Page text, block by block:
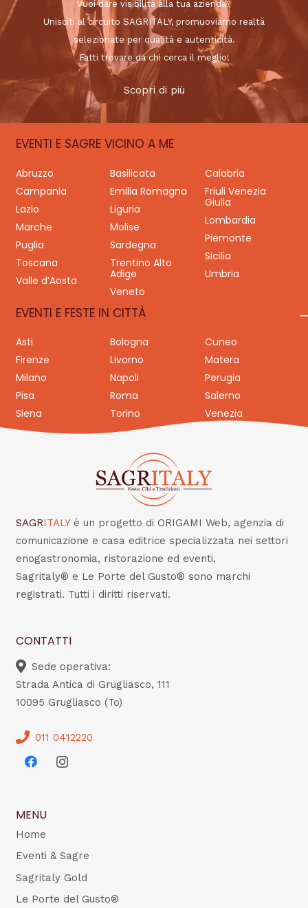
Vuoi dare visibilità alla tua azienda?
Unisciti al circuito SAGRITALY, promuoviamo realtà
selezionate per qualità e autenticità.
Fatti trovare da chi cerca il meglio!
Scopri di più
EVENTI E SAGRE VICINO A ME
Abruzzo Basilicata
Calabria
Campania
Emilia Romagna
Friuli Venezia
Giulia
Lazio
Liguria
Lombardia
Marche
Molise
Piemonte
Puglia
Sardegna
Sicilia
Toscana
Trentino Alto
Adige
Umbria
Valle d’Aosta
Veneto
EVENTI E FESTE IN CITTÀ
Asti Bologna
Cuneo
Firenze
Livorno
Matera
Milano
Napoli
Perugia
Pisa
Roma
Salerno
Siena
Torino Venezia
SAGRITALY è un progetto di ORIGAMI Web, agenzia di
comunicazione e casa editrice specializzata nei settori
enogastronomia, ristorazione ed eventi.
Sagritaly® e Le Porte del Gusto® sono marchi
registrati. Tutti i diritti riservati.
CONTATTI
Sede operativa:
Strada Antica di Grugliasco, 111
10095 Grugliasco (To)
011 0412220
MENU
Home
Eventi & Sagre
Sagritaly Gold
Le Porte del Gusto®